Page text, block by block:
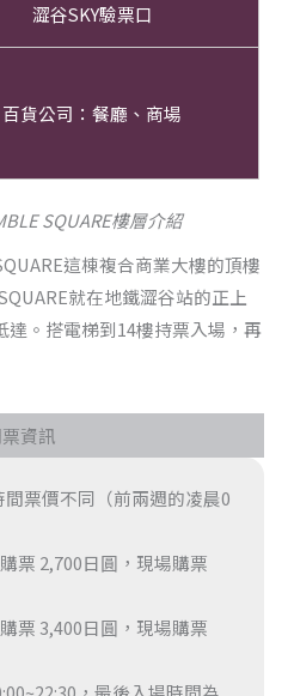
澀谷SKY驗票口
百貨公司：餐廳、商場
SQUARE樓層介紹
這棟複合商業大樓的頂樓
就在地鐵澀谷站的正上
。搭電梯到14樓持票入場，再
資訊
票價不同（前兩週的凌晨0
票 2,700日圓，現場購票
票 3,400日圓，現場購票